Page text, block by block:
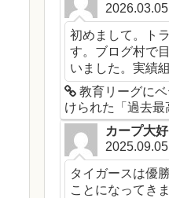
2026.03.05
初めまして。ト
す。ブログ村で
いました。実績
教育リーグに
けられた「過去最
カープ大
2025.09.05
タイガースは優
ことになってき